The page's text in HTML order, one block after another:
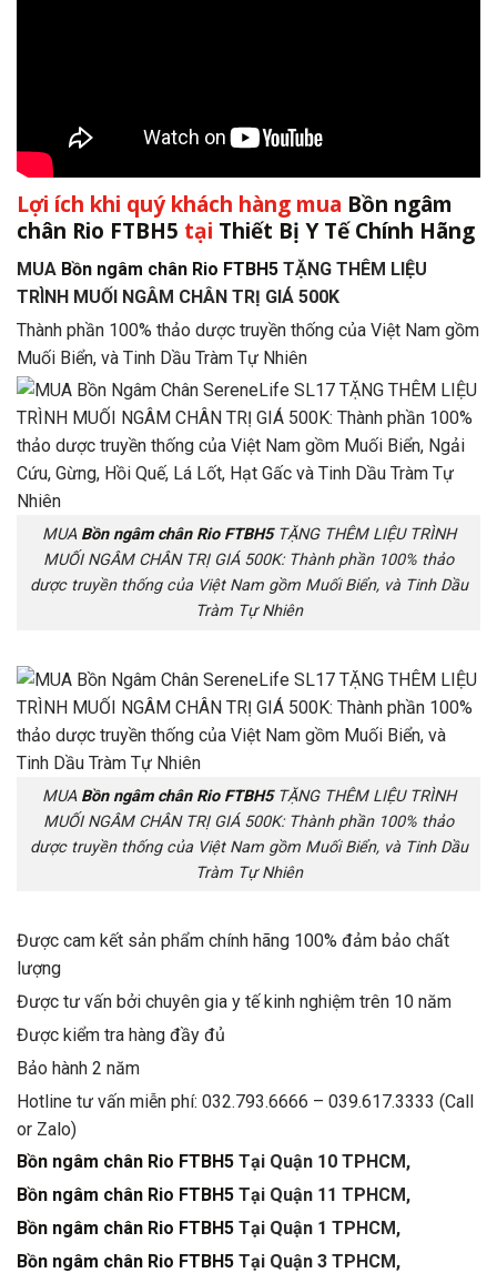
Lợi ích khi quý khách hàng mua Bồn ngâm
chân Rio FTBH5 tại Thiết Bị Y Tế Chính Hãng
MUA Bồn ngâm chân Rio FTBH5 TẶNG THÊM LIỆU
TRÌNH MUỐI NGÂM CHÂN TRỊ GIÁ 500K
Thành phần 100% thảo dược truyền thống của Việt Nam gồm
Muối Biển, và Tinh Dầu Tràm Tự Nhiên
MUA Bồn ngâm chân Rio FTBH5TẶNG THÊM LIỆU TRÌNH
MUỐI NGÂM CHÂN TRỊ GIÁ 500K: Thành phần 100% thảo
dược truyền thống của Việt Nam gồm Muối Biển, và Tinh Dầu
Tràm Tự Nhiên
MUA Bồn ngâm chân Rio FTBH5TẶNG THÊM LIỆU TRÌNH
MUỐI NGÂM CHÂN TRỊ GIÁ 500K: Thành phần 100% thảo
dược truyền thống của Việt Nam gồm Muối Biển, và Tinh Dầu
Tràm Tự Nhiên
Được cam kết sản phẩm chính hãng 100% đảm bảo chất
lượng
Được tư vấn bởi chuyên gia y tế kinh nghiệm trên 10 năm
Được kiểm tra hàng đầy đủ
Bảo hành 2 năm
Hotline tư vấn miễn phí: 032.793.6666 – 039.617.3333 (Call
or Zalo)
Bồn ngâm chân Rio FTBH5 Tại Quận 10 TPHCM,
Bồn ngâm chân Rio FTBH5 Tại Quận 11 TPHCM,
Bồn ngâm chân Rio FTBH5 Tại Quận 1 TPHCM,
Bồn ngâm chân Rio FTBH5 Tại Quận 3 TPHCM,